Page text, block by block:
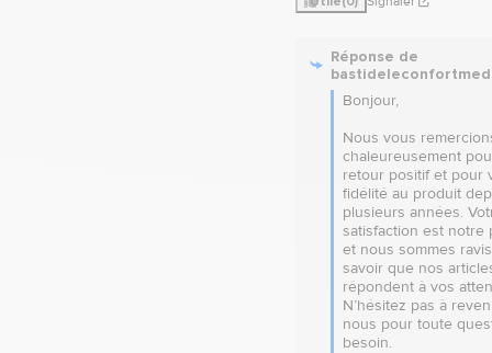
Réponse de
Bonjour,
Nous vous
chaleureusement
retour positif et pour
fidélité au produit
plusieurs années.
satisfaction est notre
et nous sommes
savoir que nos
répondent à vos
N’hésitez pas à
nous pour toute
besoin.